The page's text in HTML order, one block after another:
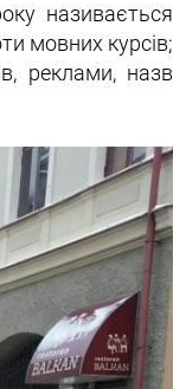
називається
мовних курсів;
реклами, назв